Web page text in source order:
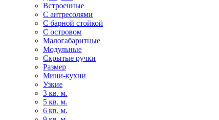
Встроенные
С антресолями
С барной стойкой
С островом
Малогабаритные
Модульные
Скрытые ручки
Размер
Мини-кухни
Узкие
3 кв. м.
5 кв. м.
6 кв. м.